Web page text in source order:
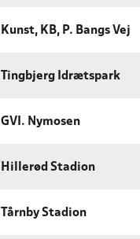
Kunst, KB, P. Bangs Vej
Tingbjerg Idrætspark
GVI. Nymosen
Hillerød Stadion
Tårnby Stadion